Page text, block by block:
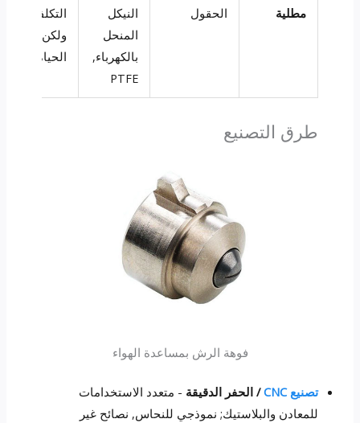
مطلية
الحقول
النيكل
المنحل
بالكهرباء,
PTFE
التكلفة
ولكن يمتد
الحياة
طرق التصنيع
فوهة الرش بمساعدة الهواء
تصنيع CNC / الحفر الدقيقة - متعدد الاستخدامات
للمعادن والبلاستيك; نموذجي للنحاس, نصائح غير